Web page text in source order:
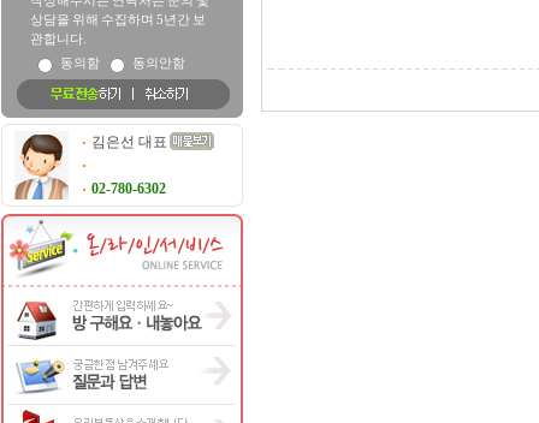
상담을 위해 수집하며 5년간 보
관합니다.
동의함
동의안함
김은선 대표
02-780-6302